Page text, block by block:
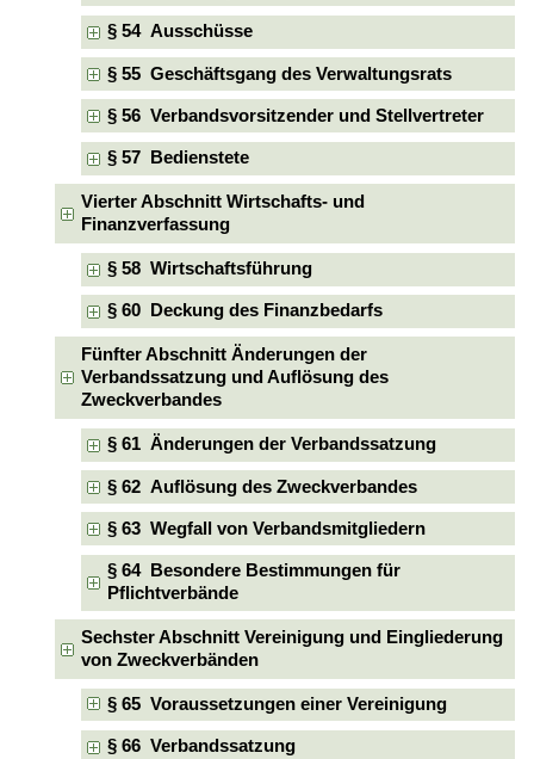
§ 54 Ausschüsse
§ 55 Geschäftsgang des Verwaltungsrats
§ 56 Verbandsvorsitzender und Stellvertreter
§ 57 Bedienstete
Vierter Abschnitt Wirtschafts- und
Finanzverfassung
§ 58 Wirtschaftsführung
§ 60 Deckung des Finanzbedarfs
Fünfter Abschnitt Änderungen der
Verbandssatzung und Auflösung des
Zweckverbandes
§ 61 Änderungen der Verbandssatzung
§ 62 Auflösung des Zweckverbandes
§ 63 Wegfall von Verbandsmitgliedern
§ 64 Besondere Bestimmungen für
Pflichtverbände
Sechster Abschnitt Vereinigung und Eingliederung
von Zweckverbänden
§ 65 Voraussetzungen einer Vereinigung
§ 66 Verbandssatzung